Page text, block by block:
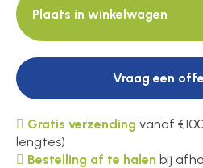
Plaats in winkelwagen
Vraag een
Gratis verzending vanaf
lengtes)
Bestelling af te halen bij